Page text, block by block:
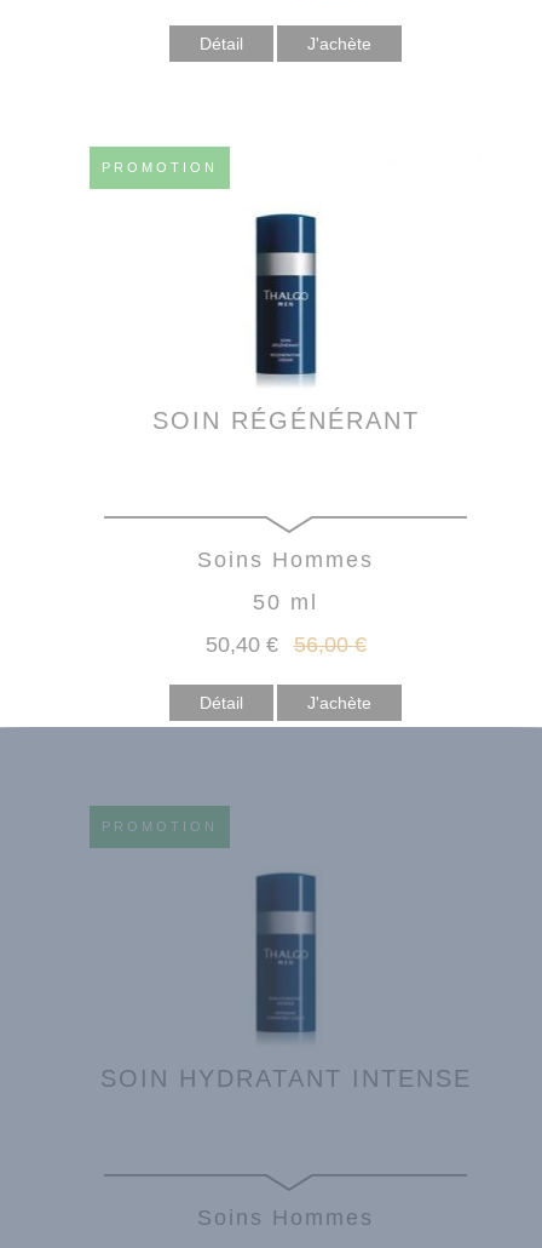
Détail
PROMOTION
SOIN RÉGÉNÉRANT
Soins Hommes
50 ml
50,40 € 56,00 €
Détail
PROMOTION
SOIN HYDRATANT INTENSE
Soins Hommes